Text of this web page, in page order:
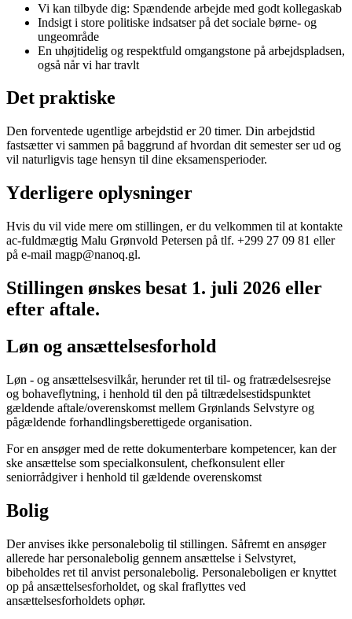
Vi kan tilbyde dig: Spændende arbejde med godt kollegaskab
Indsigt i store politiske indsatser på det sociale børne- og
ungeområde
En uhøjtidelig og respektfuld omgangstone på arbejdspladsen,
også når vi har travlt
Det praktiske
Den forventede ugentlige arbejdstid er 20 timer. Din arbejdstid
fastsætter vi sammen på baggrund af hvordan dit semester ser ud og
vil naturligvis tage hensyn til dine eksamensperioder.
Yderligere oplysninger
Hvis du vil vide mere om stillingen, er du velkommen til at kontakte
ac-fuldmægtig Malu Grønvold Petersen på tlf. +299 27 09 81 eller
på e-mail magp@nanoq.gl.
Stillingen ønskes besat 1. juli 2026 eller
efter aftale.
Løn og ansættelsesforhold
Løn - og ansættelsesvilkår, herunder ret til til- og fratrædelsesrejse
og bohaveflytning, i henhold til den på tiltrædelsestidspunktet
gældende aftale/overenskomst mellem Grønlands Selvstyre og
pågældende forhandlingsberettigede organisation.
For en ansøger med de rette dokumenterbare kompetencer, kan der
ske ansættelse som specialkonsulent, chefkonsulent eller
seniorrådgiver i henhold til gældende overenskomst
Bolig
Der anvises ikke personalebolig til stillingen. Såfremt en ansøger
allerede har personalebolig gennem ansættelse i Selvstyret,
bibeholdes ret til anvist personalebolig. Personaleboligen er knyttet
op på ansættelsesforholdet, og skal fraflyttes ved
ansættelsesforholdets ophør.